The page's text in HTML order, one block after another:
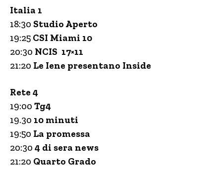
Italia 1
18:30 Studio Aperto
19:25 CSI Miami 10
20:30 NCIS 17×11
21:20 Le Iene presentano Inside
Rete 4
19:00 Tg4
19.30 10 minuti
19:50 La promessa
20:30 4 di sera news
21:20 Quarto Grado